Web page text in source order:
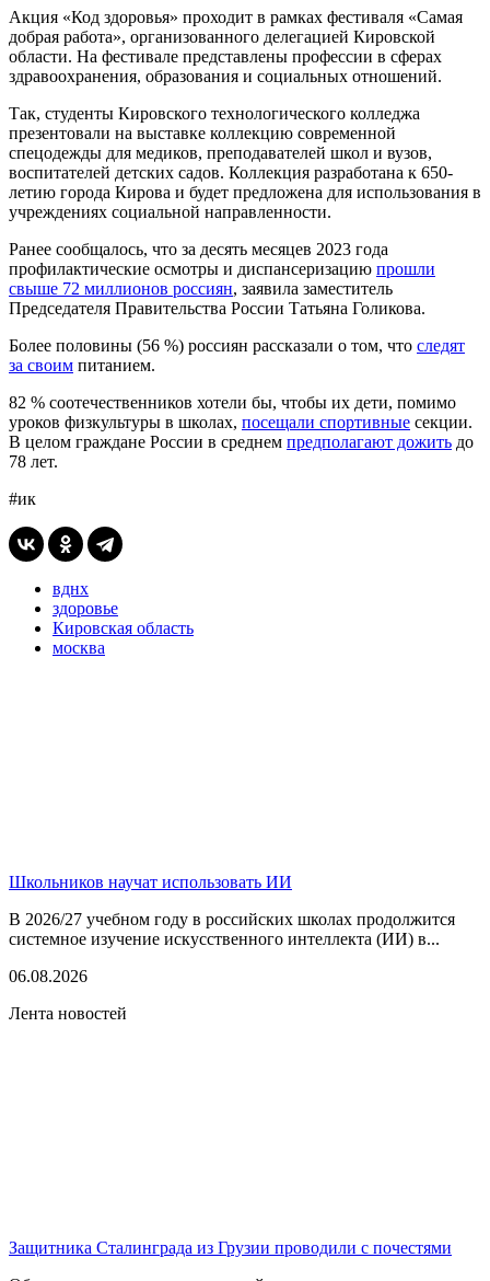
Акция «Код здоровья» проходит в рамках фестиваля «Самая
добрая работа», организованного делегацией Кировской
области. На фестивале представлены профессии в сферах
здравоохранения, образования и социальных отношений.
Так, студенты Кировского технологического колледжа
презентовали на выставке коллекцию современной
спецодежды для медиков, преподавателей школ и вузов,
воспитателей детских садов. Коллекция разработана к 650-
летию города Кирова и будет предложена для использования в
учреждениях социальной направленности.
Ранее сообщалось, что за десять месяцев 2023 года
профилактические осмотры и диспансеризацию прошли
свыше 72 миллионов россиян, заявила заместитель
Председателя Правительства России Татьяна Голикова.
Более половины (56 %) россиян рассказали о том, что следят
за своим питанием.
82 % соотечественников хотели бы, чтобы их дети, помимо
уроков физкультуры в школах, посещали спортивные секции.
В целом граждане России в среднем предполагают дожить до
78 лет.
#ик
вднх
здоровье
Кировская область
москва
Школьников научат использовать ИИ
В 2026/27 учебном году в российских школах продолжится
системное изучение искусственного интеллекта (ИИ) в...
06.08.2026
Лента новостей
Защитника Сталинграда из Грузии проводили с почестями